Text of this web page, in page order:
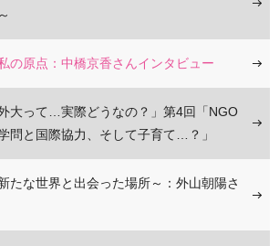
の原点：中橋京香さんインタビュー
大って…実際どうなの？」第4回「NGO
問と国際協力、そして子育て…？」
たな世界と出会った場所～：外山朝陽さ